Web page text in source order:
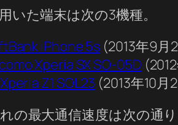
いた端末は次の3機種。
iPhone 5s (2013年9月
Xperia SX SO-05D
Z1 SOL23 (2013年10月
の最大通信速度は次の通り